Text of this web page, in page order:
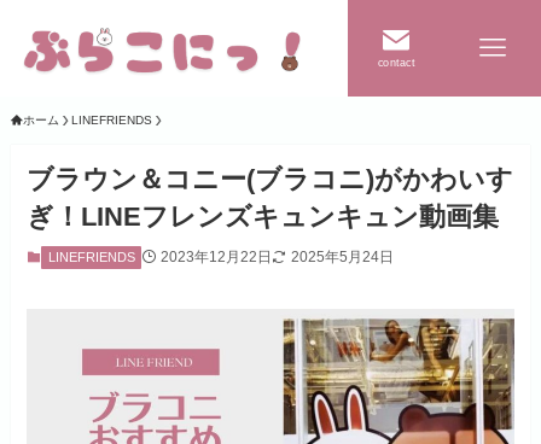
contact
ホーム LINEFRIENDS
ブラウン＆コニー(ブラコニ)がかわいす
ぎ！LINEフレンズキュンキュン動画集
LINEFRIENDS 2023年12月22日 2025年5月24日